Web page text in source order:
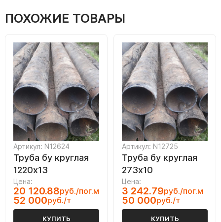
ПОХОЖИЕ ТОВАРЫ
Артикул: N12624
Труба бу круглая
1220х13
Цена:
20 120.88руб./пог.м
52 000руб./т
КУПИТЬ
Артикул: N12725
Труба бу круглая
273х10
Цена:
3 242.79руб./пог.м
50 000руб./т
КУПИТЬ